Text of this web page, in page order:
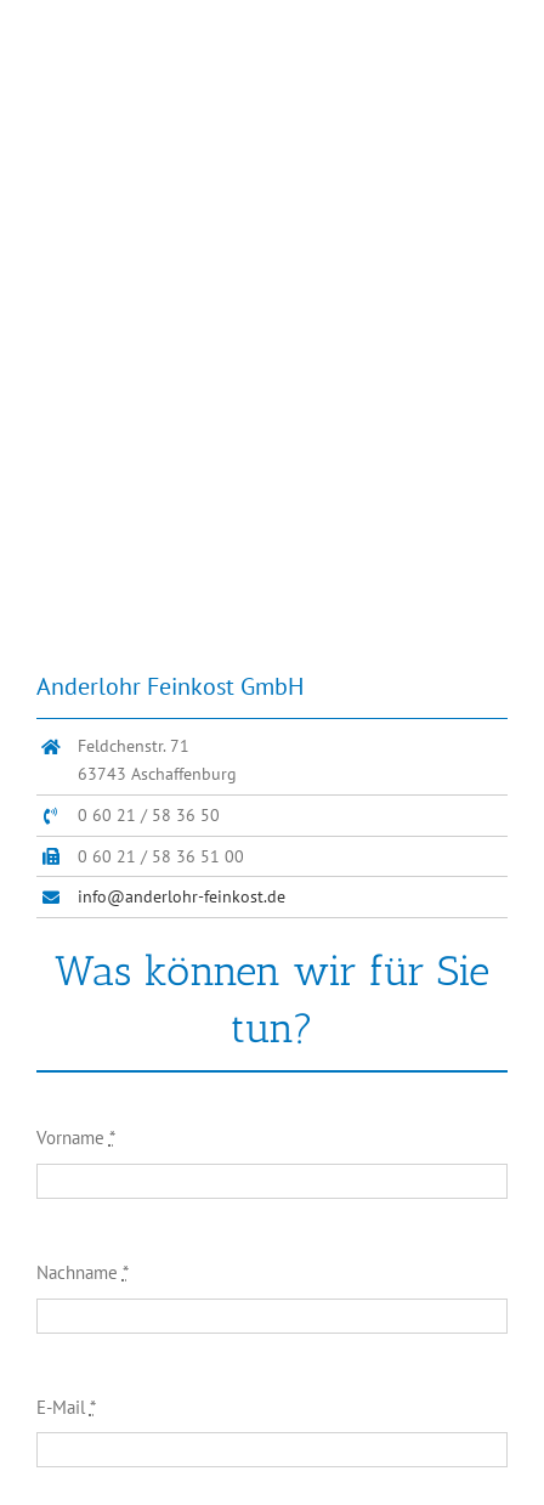
Anderlohr Feinkost GmbH
Feldchenstr. 71
63743 Aschaffenburg
0 60 21 / 58 36 50
0 60 21 / 58 36 51 00
info@anderlohr-feinkost.de
Was können wir für Sie
tun?
Vorname *
Nachname *
E-Mail *